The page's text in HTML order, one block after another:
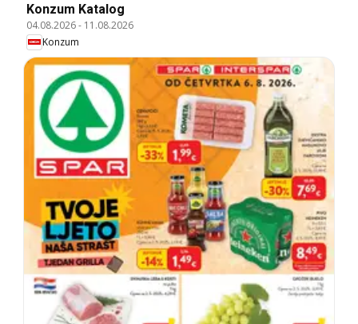
Konzum Katalog
04.08.2026- 11.08.2026
Konzum